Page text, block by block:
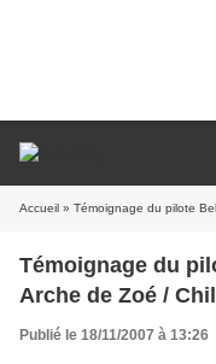
Accueil » Témoignage du pilote
Témoignage du
Arche de Zoé /
Publié le 18/11/2007 à 13:26